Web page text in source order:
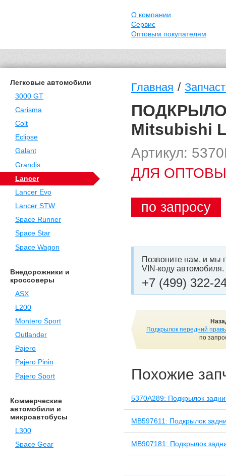
О компании
Сервис
Оптовым покупателям
Легковые автомобили
3000 GT
Carisma
Colt
Eclipse
Galant
Grandis
Lancer
Lancer Evo
Lancer STW
Space Runner
Space Star
Space Wagon
Внедорожники и
кроссоверы
ASX
L200
Montero Sport
Outlander
Pajero
Pajero Pinin
Pajero Sport
Коммерческие
автомобили и
микроавтобусы
L300
Space Gear
Главная /
Mitsubishi
Артикул:
ДЛЯ
по запросу
Позвоните нам, и мы
VIN-коду автомобиля.
+7 (499) 322-
Подкрылок передний
по
Похожие
5370A289: Подкрылок
MB597611: Подкрылок
MB907181: Подкрылок